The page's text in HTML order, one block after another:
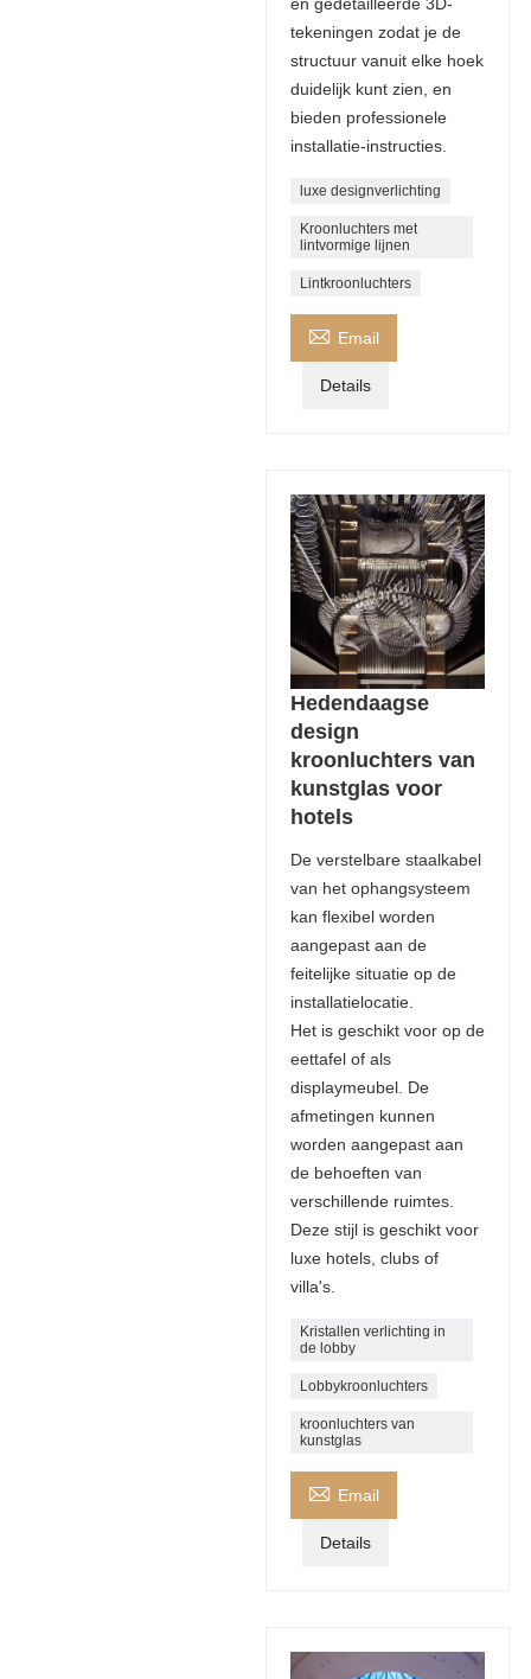
tekeningen zodat je de
structuur vanuit elke hoek
duidelijk kunt zien, en
bieden professionele
installatie-instructies.
luxe designverlichting
Kroonluchters met
lintvormige lijnen
Lintkroonluchters
 Email
Details
Hedendaagse
design
kroonluchters van
kunstglas voor
hotels
De verstelbare staalkabel
van het ophangsysteem
kan flexibel worden
aangepast aan de
feitelijke situatie op de
installatielocatie.
Het is geschikt voor op de
eettafel of als
displaymeubel. De
afmetingen kunnen
worden aangepast aan
de behoeften van
verschillende ruimtes.
Deze stijl is geschikt voor
luxe hotels, clubs of
villa's.
Kristallen verlichting in
de lobby
Lobbykroonluchters
kroonluchters van
kunstglas
 Email
Details